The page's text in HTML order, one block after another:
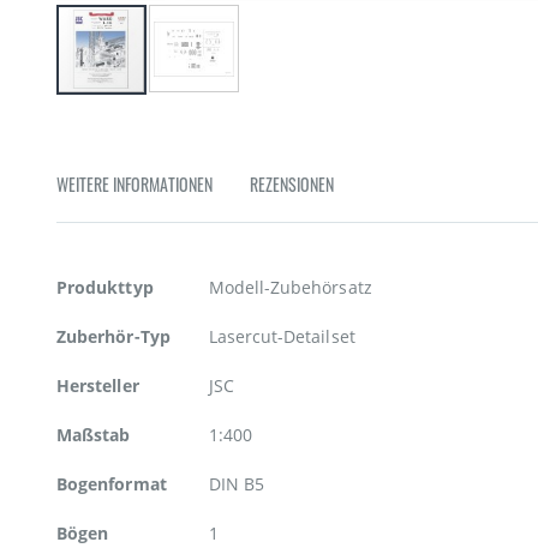
springen
WEITERE INFORMATIONEN REZENSIONEN
Weitere
Produkttyp Modell-Zubehörsatz
Zuberhör-Typ Lasercut-Detailset
Hersteller JSC
Maßstab 1:400
Bogenformat DIN B5
Bögen 1